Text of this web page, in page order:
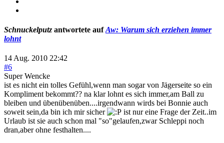
Schnuckelputz antwortete aufAw: Warum sich erziehen immer
lohnt
14 Aug. 2010 22:42
#6
Super Wencke
ist es nicht ein tolles Gefühl,wenn man sogar von Jägerseite so ein
Kompliment bekommt?? na klar lohnt es sich immer,am Ball zu
bleiben und übenübenüben....irgendwann wirds bei Bonnie auch
soweit sein,da bin ich mir sicher
ist nur eine Frage der Zeit..im
Urlaub ist sie auch schon mal "so"gelaufen,zwar Schleppi noch
dran,aber ohne festhalten....